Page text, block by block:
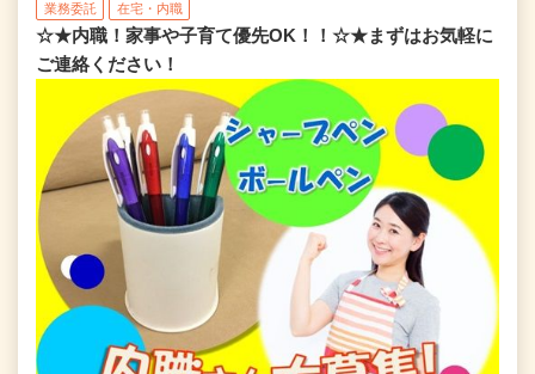
業務委託 在宅・内職
☆★内職！家事や子育て優先OK！！☆★まずはお気軽に
ご連絡ください！